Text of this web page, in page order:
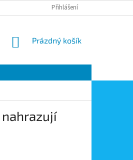
MOJE OBJEDNÁVKA
Přihlášení
NÁKUPNÍ
Prázdný košík